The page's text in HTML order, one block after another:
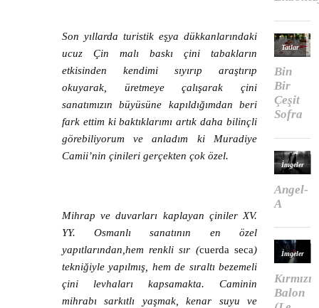
Son yıllarda turistik eşya dükkanlarındaki
ucuz Çin malı baskı çini tabakların
etkisinden kendimi sıyırıp araştırıp
okuyarak, üretmeye çalışarak çini
sanatımızın büyüsüne kapıldığımdan beri
fark ettim ki baktıklarımı artık daha bilinçli
görebiliyorum ve anladım ki Muradiye
Camii’nin çinileri gerçekten çok özel.
Mihrap ve duvarları kaplayan çiniler XV.
YY. Osmanlı sanatının en özel
yapıtlarından,hem renkli sır (cuerda seca)
tekniğiyle yapılmış, hem de sıraltı bezemeli
çini levhaları kapsamakta. Caminin
mihrabı sarkıtlı yaşmak, kenar suyu ve